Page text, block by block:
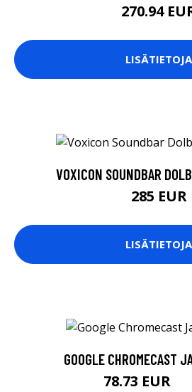
270.94
LISÄTIETOJA
VOXICON SOUNDBAR
285 EUR
LISÄTIETOJA
GOOGLE CHROMECAST
78.73 EUR